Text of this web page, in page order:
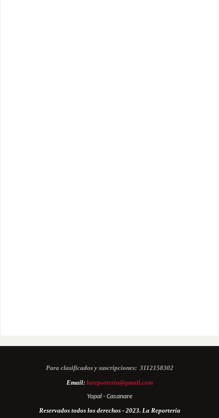
Para clasificados y suscripciones: 3112158302
Email: lareporteria@gmail.com
Yopal - Casanare
Reservados todos los derechos - 2023. La Reportería